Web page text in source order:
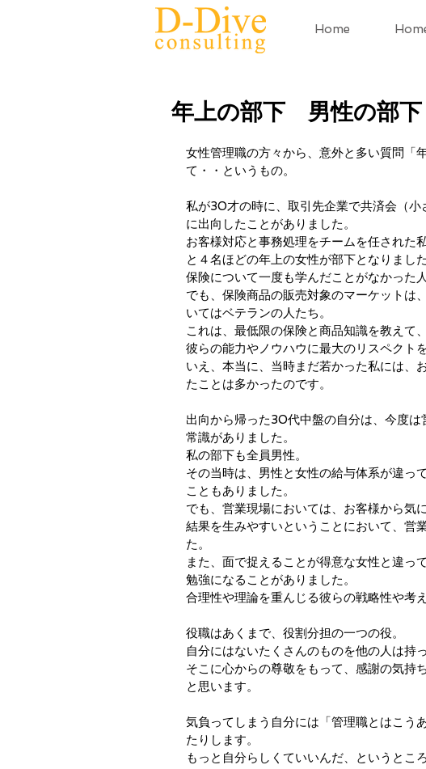
年上の部下 男性の部
女性管理職の方々から、意外と多い質問「
て・・というもの。
私が30才の時に、取引先企業で共済会（
に出向したことがありました。
お客様対応と事務処理をチームを任された
と４名ほどの年上の女性が部下となりました
保険について一度も学んだことがなかった
でも、保険商品の販売対象のマーケットは
いてはベテランの人たち。
これは、最低限の保険と商品知識を教えて
彼らの能力やノウハウに最大のリスペクト
いえ、本当に、当時まだ若かった私には、
たことは多かったのです。
出向から帰った30代中盤の自分は、今度
常識がありました。
私の部下も全員男性。
その当時は、男性と女性の給与体系が違っ
こともありました。
でも、営業現場においては、お客様から気
結果を生みやすいということにおいて、営
た。
また、面で捉えることが得意な女性と違っ
勉強になることがありました。
合理性や理論を重んじる彼らの戦略性や考
役職はあくまで、役割分担の一つの役。
自分にはないたくさんのものを他の人は持っ
そこに心からの尊敬をもって、感謝の気持
と思います。
気負ってしまう自分には「管理職とはこう
たりします。
もっと自分らしくていいんだ、というとこ
Home